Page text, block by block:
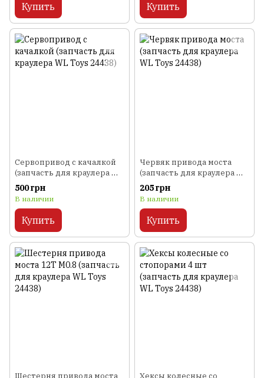
Купить Купить
Сервопривод с качалкой
(запчасть для краулера WL
Toys 24438)
500 грн
В наличии
Купить
Червяк привода моста
(запчасть для краулера WL
Toys 24438)
205 грн
В наличии
Купить
Шестерня привода моста
Хексы колесные со